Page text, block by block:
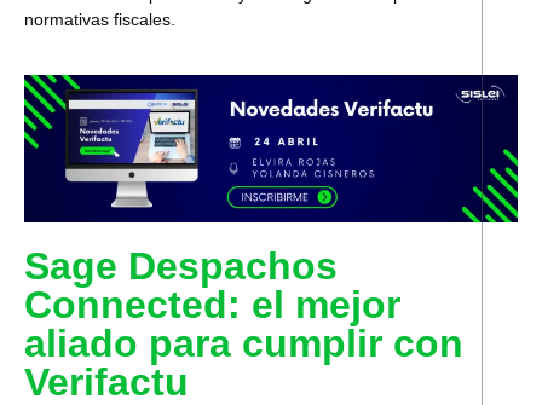
normativas fiscales.
Sage Despachos
Connected: el mejor
aliado para cumplir con
Verifactu